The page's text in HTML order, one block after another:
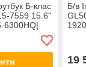
Б-клас
7559 15.6"
6300HQ|
SSD|
Б/в
19